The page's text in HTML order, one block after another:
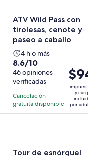
Adventuring Eco
ATV Wild Pass con
tirolesas, cenote y
paseo a caballo
La
actividad
dura
4
horas
4 h o más
8.6
de
10
con
46
opiniones
8.6/10
46 opiniones
verificadas
Cancelación
gratuita disponible
El
es
de
$94.
y
por
con tirolesas,
Bar Abierto y
Tour de esnórquel
todo incluido